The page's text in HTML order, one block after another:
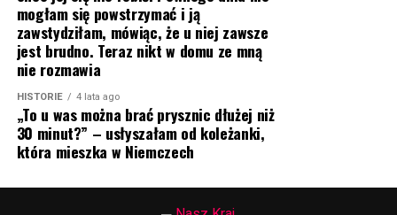
mogłam się powstrzymać i ją
zawstydziłam, mówiąc, że u niej zawsze
jest brudno. Teraz nikt w domu ze mną
nie rozmawia
HISTORIE 4 lata ago
„To u was można brać prysznic dłużej niż
30 minut?” – usłyszałam od koleżanki,
która mieszka w Niemczech